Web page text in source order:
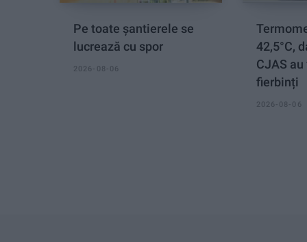
Pe toate șantierele se
lucrează cu spor
2026-08-06
42,5°C,
CJAS
fierbinți
2026-08-06